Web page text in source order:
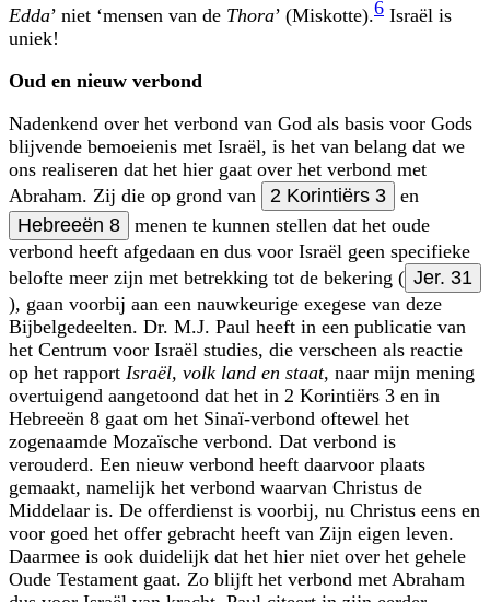
Edda’ niet ‘mensen van de Thora’ (Miskotte).6 Israël is
uniek!
Oud en nieuw verbond
Nadenkend over het verbond van God als basis voor Gods
blijvende bemoeienis met Israël, is het van belang dat we
ons realiseren dat het hier gaat over het verbond met
Abraham. Zij die op grond van
2 Korintiërs 3
en
Hebreeën 8
menen te kunnen stellen dat het oude
verbond heeft afgedaan en dus voor Israël geen specifieke
belofte meer zijn met betrekking tot de bekering ( Jer. 31
), gaan voorbij aan een nauwkeurige exegese van deze
Bijbelgedeelten. Dr. M.J. Paul heeft in een publicatie van
het Centrum voor Israël studies, die verscheen als reactie
op het rapport Israël, volk land en staat, naar mijn mening
overtuigend aangetoond dat het in 2 Korintiërs 3 en in
Hebreeën 8 gaat om het Sinaï-verbond oftewel het
zogenaamde Mozaïsche verbond. Dat verbond is
verouderd. Een nieuw verbond heeft daarvoor plaats
gemaakt, namelijk het verbond waarvan Christus de
Middelaar is. De offerdienst is voorbij, nu Christus eens en
voor goed het offer gebracht heeft van Zijn eigen leven.
Daarmee is ook duidelijk dat het hier niet over het gehele
Oude Testament gaat. Zo blijft het verbond met Abraham